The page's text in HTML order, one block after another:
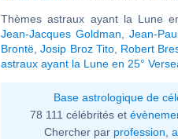
Thèmes astraux ayant la Lune
Jean-Jacques Goldman
Jean-
Brontë ,Josip Broz Tito, Robert
astraux ayant la Lune en 25°
Base astrologique de
78 111 célébrités et
Chercher par profession